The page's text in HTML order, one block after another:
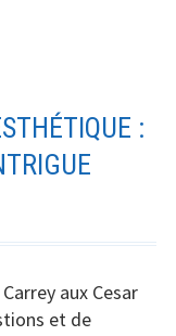
Mediapart
depuis
2023
:
aux Cesar
et de